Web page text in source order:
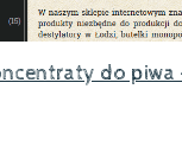
do piwa